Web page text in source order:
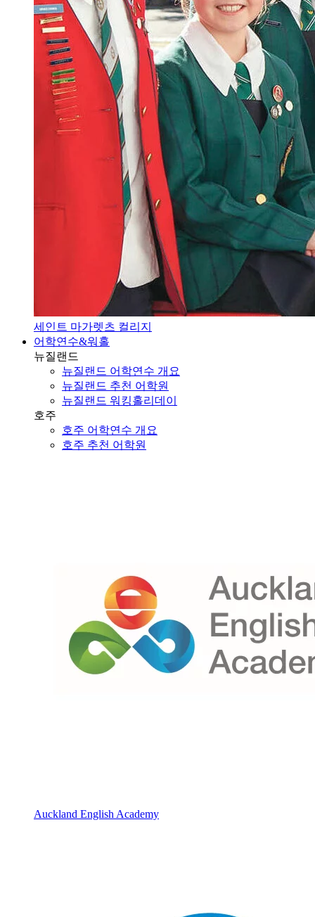
세인트 마가렛츠 컬리지
어학연수&워홀
뉴질랜드
뉴질랜드 어학연수 개요
뉴질랜드 추천 어학원
뉴질랜드 워킹홀리데이
호주
호주 추천 어학원